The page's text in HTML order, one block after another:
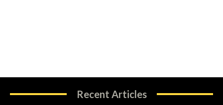
Recent Articles